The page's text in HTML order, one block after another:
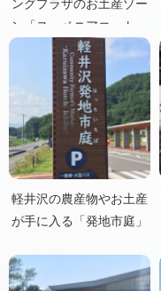
ングプラザのお土産ゾー
ン「スーベニアコート」
軽井沢の農産物やお土産
が手に入る「発地市庭」